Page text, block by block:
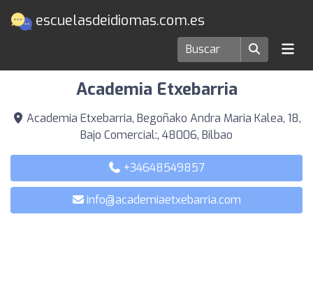
escuelasdeidiomas.com.es
Escuelas de idiomas en Bilbao
Academia Etxebarria
Academia Etxebarria, Begoñako Andra Maria Kalea, 18,
Bajo Comercial:, 48006, Bilbao
+34648549857
info@academiaetxebarria.com